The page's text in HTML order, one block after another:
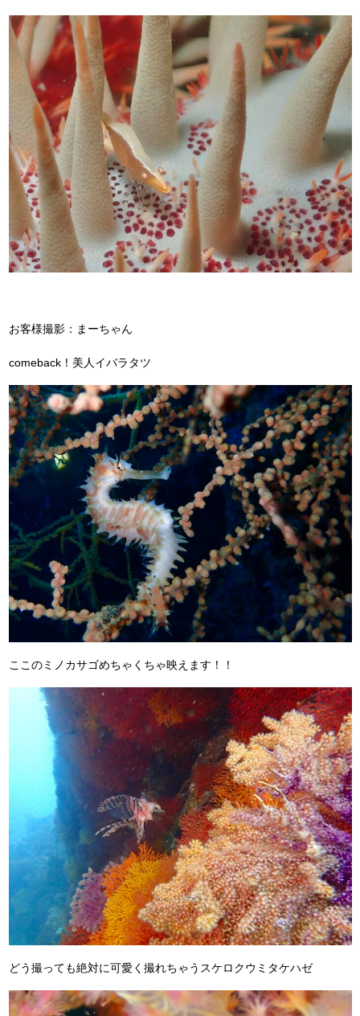
お客様撮影：まーちゃん
comeback！美人イバラタツ
ここのミノカサゴめちゃくちゃ映えます！！
どう撮っても絶対に可愛く撮れちゃうスケロクウミタケハゼ